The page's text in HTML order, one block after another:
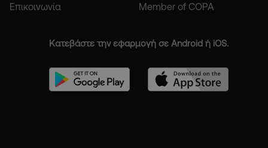
Επικοινωνία Member of COPA
Κατεβάστε την εφαρμογή σε Android ή iOS.